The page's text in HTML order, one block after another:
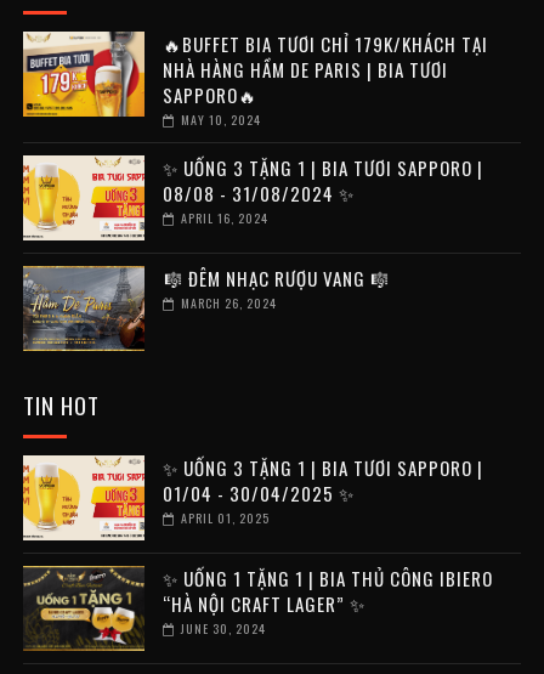
🔥BUFFET BIA TƯƠI CHỈ 179K/KHÁCH TẠI
NHÀ HÀNG HẦM DE PARIS | BIA TƯƠI
SAPPORO🔥
MAY 10, 2024
✨ UỐNG 3 TẶNG 1 | BIA TƯƠI SAPPORO |
08/08 - 31/08/2024 ✨
APRIL 16, 2024
️🎼 ĐÊM NHẠC RƯỢU VANG 🎼
MARCH 26, 2024
TIN HOT
✨ UỐNG 3 TẶNG 1 | BIA TƯƠI SAPPORO |
01/04 - 30/04/2025 ✨
APRIL 01, 2025
✨ UỐNG 1 TẶNG 1 | BIA THỦ CÔNG IBIERO
“HÀ NỘI CRAFT LAGER” ✨
JUNE 30, 2024